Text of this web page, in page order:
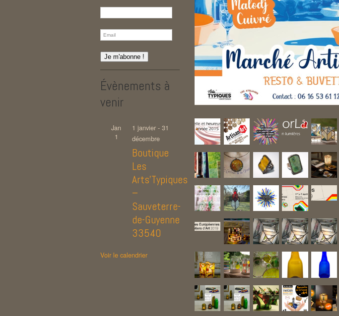
Évènements à
venir
Jan
1
1 janvier - 31
décembre
Boutique
Les
Arts’Typiques
–
Sauveterre-
de-Guyenne
33540
Voir le calendrier